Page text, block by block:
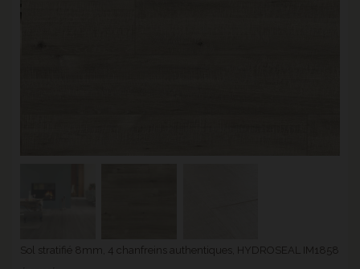
Sol stratifié 8mm, 4 chanfreins authentiques, HYDROSEAL IM1858